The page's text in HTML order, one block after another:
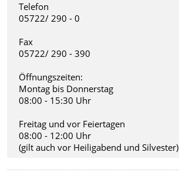
Telefon
05722/ 290 - 0
Fax
05722/ 290 - 390
Öffnungszeiten:
Montag bis Donnerstag
08:00 - 15:30 Uhr
Freitag und vor Feiertagen
08:00 - 12:00 Uhr
(gilt auch vor Heiligabend und Silvester)